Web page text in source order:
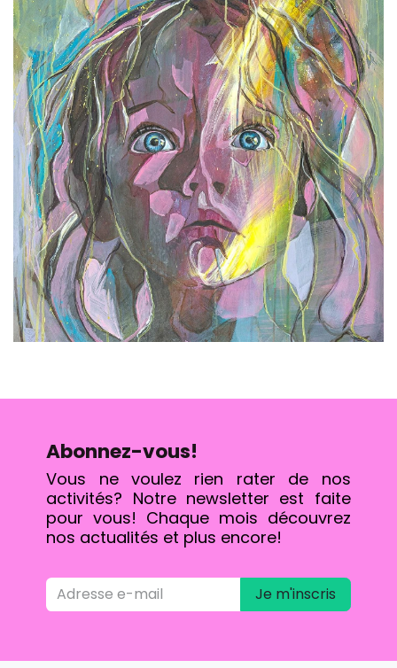
Abonnez-vous!
Vous ne voulez rien rater de nos
activités? Notre newsletter est faite
pour vous! Chaque mois découvrez
nos actualités et plus encore!
Je m'inscris